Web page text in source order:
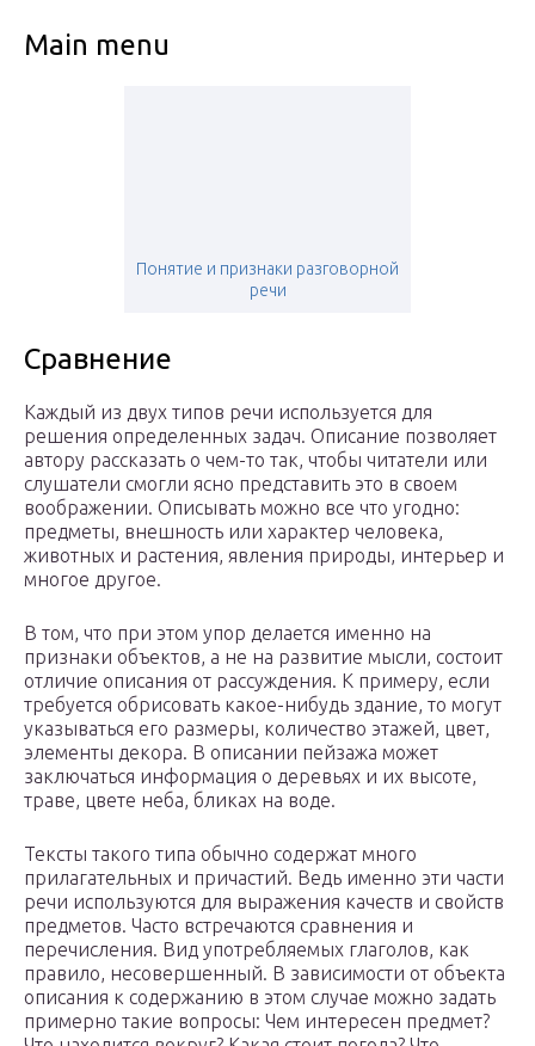
Main menu
Понятие и признаки разговорной
речи
Сравнение
Каждый из двух типов речи используется для
решения определенных задач. Описание позволяет
автору рассказать о чем-то так, чтобы читатели или
слушатели смогли ясно представить это в своем
воображении. Описывать можно все что угодно:
предметы, внешность или характер человека,
животных и растения, явления природы, интерьер и
многое другое.
В том, что при этом упор делается именно на
признаки объектов, а не на развитие мысли, состоит
отличие описания от рассуждения. К примеру, если
требуется обрисовать какое-нибудь здание, то могут
указываться его размеры, количество этажей, цвет,
элементы декора. В описании пейзажа может
заключаться информация о деревьях и их высоте,
траве, цвете неба, бликах на воде.
Тексты такого типа обычно содержат много
прилагательных и причастий. Ведь именно эти части
речи используются для выражения качеств и свойств
предметов. Часто встречаются сравнения и
перечисления. Вид употребляемых глаголов, как
правило, несовершенный. В зависимости от объекта
описания к содержанию в этом случае можно задать
примерно такие вопросы: Чем интересен предмет?